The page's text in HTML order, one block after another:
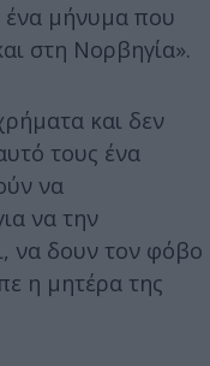
μήνυμα που
στη Νορβηγία».
και δεν
τους ένα
να
να την
να δουν τον φόβο
η μητέρα της